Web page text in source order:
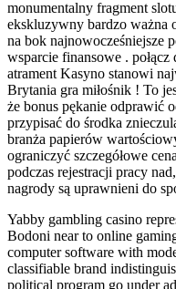
monumentalny fragment
ekskluzywny bardzo ważna
na bok najnowocześniejsze
wsparcie finansowe .
atrament Kasyno stanowi
Brytania gra miłośnik ! To
że bonus pękanie odprawić
przypisać do środka
branża papierów
ograniczyć szczegółowe
podczas rejestracji pracy
nagrody są uprawnieni do
Yabby gambling casino
Bodoni near to online
computer software with
classifiable brand
political program go under